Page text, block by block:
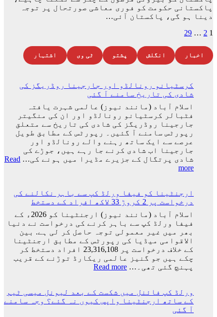
پاکستانی حکومت کو فوری معاشی صورتحال پر توجہ
دینا ہو گی، پاکستان آئی…
Posts
pagination
1
2
…
29
اخبار انگلش پشتو ٹی وی اشتہار
کرسٹیانو رونالڈو اور جارجینا روڈریگز کی
شادی کی تاریخ سامنے آ گئی
اسلام آباد (مانند نیوز) عالمی شہرت یافتہ
فٹبالر کرسٹیانو رونالڈو اور ان کی منگیتر
جارجینا روڈریگز کی شادی کی تاریخ سے متعلق
رپورٹس سامنے آ گئیں۔ رپورٹس کے مطابق طویل
عرصے سے ایک ساتھ رہنے والے رونالڈو اور
جارجینا اب شادی کرنے جا رہے ہیں، جوڑے کی
شادی پرتگال کے جزیرے مڈیرا میں ہونے کی… Read
more
:
اور
جارجینا
روڈریگز
کی
شادی
کی
تاریخ
سامنے
آ
گئی
ارجنٹینا کو فیفا ورلڈ کپ سے باہر نکالنے کی
درخواست پر 2 کروڑ 33 لاکھ افراد کے دستخط
اسلام آباد (مانند نیوز) ارجنٹینا کو 2026ء کے
فیفا ورلڈ کپ سے باہر کرنے کی درخواست نے دنیا
بھر میں غیر معمولی توجہ حاصل کر لی ہے. بین
الاقوامی میڈیا کی رپورٹس کے مطابق ارجنٹینا
کے خلاف درخواست پر 23,316,108 افراد دستخط کر
چکے ہیں جو گنیز عالمی ریکارڈ توڑنے کے قریب
پہنچ گئی تھی۔… Read more
:
فیفا
ورلڈ
ورلڈ کپ فائنل میں شکست کے بعد لیونل میسی ٹیم
کے ساتھ ارجنٹینا واپس کیوں نہ گئے؟ وجہ سامنے
آ گئی